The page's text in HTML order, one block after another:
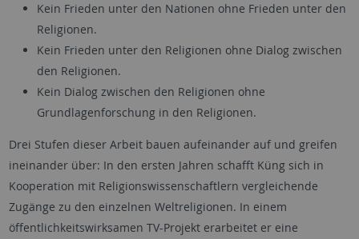
Kein Frieden unter den Nationen ohne Frieden unter den
Religionen.
Kein Frieden unter den Religionen ohne Dialog zwischen
den Religionen.
Kein Dialog zwischen den Religionen ohne
Grundlagenforschung in den Religionen.
Drei Stufen dieser Arbeit bauen aufeinander auf und greifen
ineinander über: In den ersten Jahren schafft Küng sich in
Kooperation mit Religionswissenschaftlern vergleichende
Zugänge zu den einzelnen Weltreligionen. In einem
öffentlichkeitswirksamen TV-Projekt erarbeitet er eine